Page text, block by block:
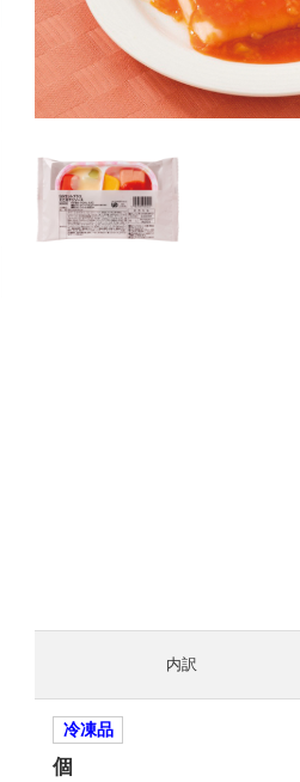
内訳
冷凍品
個